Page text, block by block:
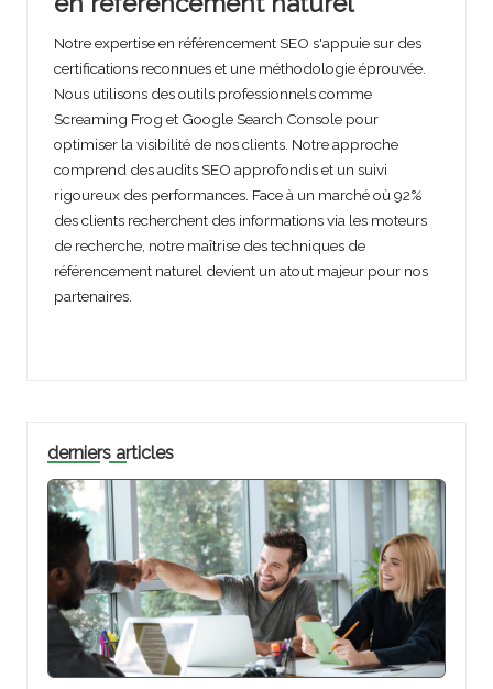
Notre expertise en référencement SEO s'appuie sur des
certifications reconnues et une méthodologie éprouvée.
Nous utilisons des outils professionnels comme
Screaming Frog et Google Search Console pour
optimiser la visibilité de nos clients. Notre approche
comprend des audits SEO approfondis et un suivi
rigoureux des performances. Face à un marché où 92%
des clients recherchent des informations via les moteurs
de recherche, notre maîtrise des techniques de
référencement naturel devient un atout majeur pour nos
partenaires.
derniers articles